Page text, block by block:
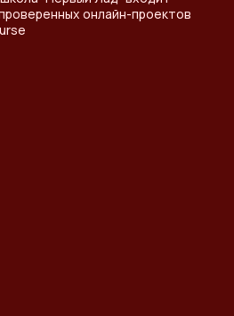
онлайн-проектов